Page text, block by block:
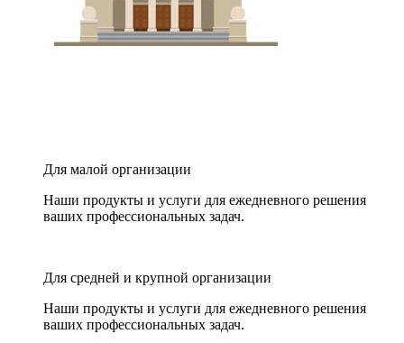
Для малой организации
Наши продукты и услуги для ежедневного решения
ваших профессиональных задач.
Для средней и крупной организации
Наши продукты и услуги для ежедневного решения
ваших профессиональных задач.